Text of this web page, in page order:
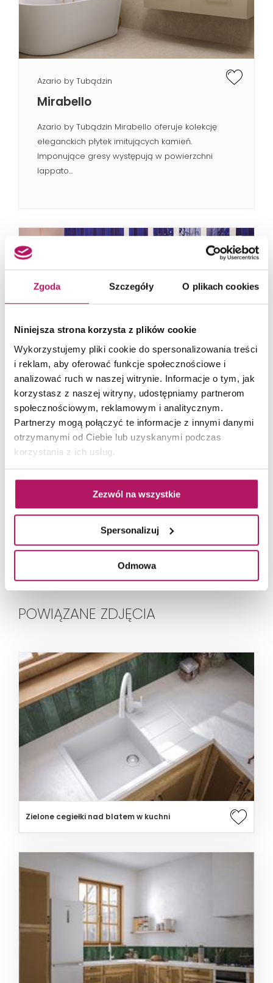
Zgoda Szczegóły O plikach cookies
Niniejsza strona korzysta z plików cookie
Wykorzystujemy pliki cookie do spersonalizowania treści
i reklam, aby oferować funkcje społecznościowe i
analizować ruch w naszej witrynie. Informacje o tym, jak
korzystasz z naszej witryny, udostępniamy partnerom
społecznościowym, reklamowym i analitycznym.
Partnerzy mogą połączyć te informacje z innymi danymi
otrzymanymi od Ciebie lub uzyskanymi podczas
korzystania z ich usług.
Zezwól na wszystkie
Spersonalizuj
Odmowa
Azario by Tubądzin
Mirabello
Azario by Tubądzin Mirabello oferuje kolekcję
eleganckich płytek imitujących kamień.
Imponujące gresy występują w powierzchni
lappato...
Tubądzin
Masovia
Tubądzin Masovia zachwyca nowoczesną
kolekcją płytek ściennych. W jej skład wchodzą
cegiełki zachowane w szerokiej gamie barw i
odcieni...
POWIĄZANE ZDJĘCIA
Zielone cegiełki nad blatem w kuchni